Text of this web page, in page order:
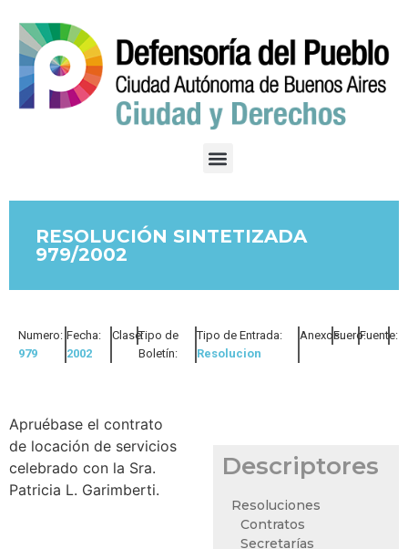
RESOLUCIÓN SINTETIZADA
979/2002
Numero:
979
Fecha:
2002
Clase:Tipo de
Boletín:
Tipo de Entrada:
Resolucion
Anexos:Fuero:Fuente:
Apruébase el contrato
de locación de servicios
celebrado con la Sra.
Patricia L. Garimberti.
Descriptores
Resoluciones
Contratos
Secretarías